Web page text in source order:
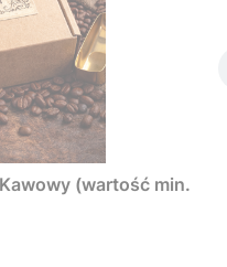
(wartość min.